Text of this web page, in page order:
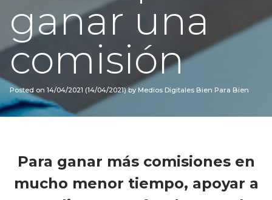
ganar una
comisión
Posted on 14/04/2021 (14/04/2021)by Medios Digitales Bien Para Bien
Para ganar más comisiones en
mucho menor tiempo, apoyar a